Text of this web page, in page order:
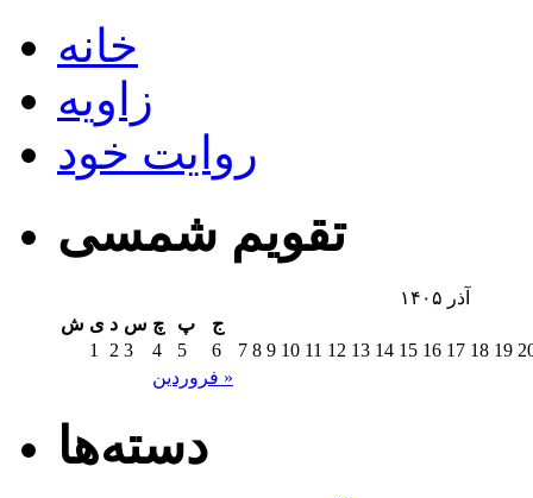
خانه
زاویه
روایت خود
تقویم شمسی
آذر ۱۴۰۵
ش ی د س چ پ ج
فروردین »
1 2 3 4 5 6 7 8 9 10 11 12 13 14 15 16 17 18 19
دسته‌ها